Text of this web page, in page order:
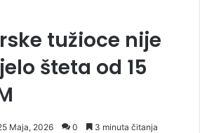
tužioce nije
šteta od 15
Maja, 2026 0 3 minuta čitanja